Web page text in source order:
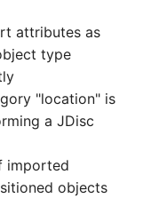
(HBA)
Management
attributes as
type
"location" is
a JDisc
imported
objects